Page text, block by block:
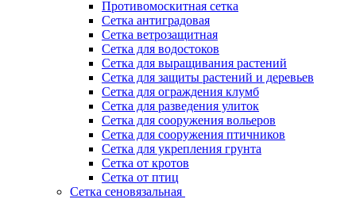
Противомоскитная сетка
Сетка антиградовая
Сетка ветрозащитная
Сетка для водостоков
Сетка для выращивания растений
Сетка для защиты растений и деревьев
Сетка для ограждения клумб
Сетка для разведения улиток
Сетка для сооружения вольеров
Сетка для сооружения птичников
Сетка для укрепления грунта
Сетка от кротов
Сетка от птиц
Сетка сеновязальная